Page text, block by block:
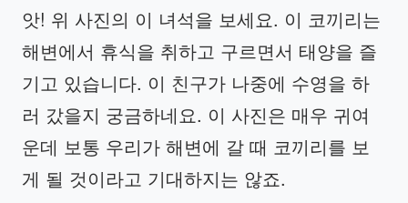
앗! 위 사진의 이 녀석을 보세요. 이 코끼리는
해변에서 휴식을 취하고 구르면서 태양을 즐
기고 있습니다. 이 친구가 나중에 수영을 하
러 갔을지 궁금하네요. 이 사진은 매우 귀여
운데 보통 우리가 해변에 갈 때 코끼리를 보
게 될 것이라고 기대하지는 않죠.